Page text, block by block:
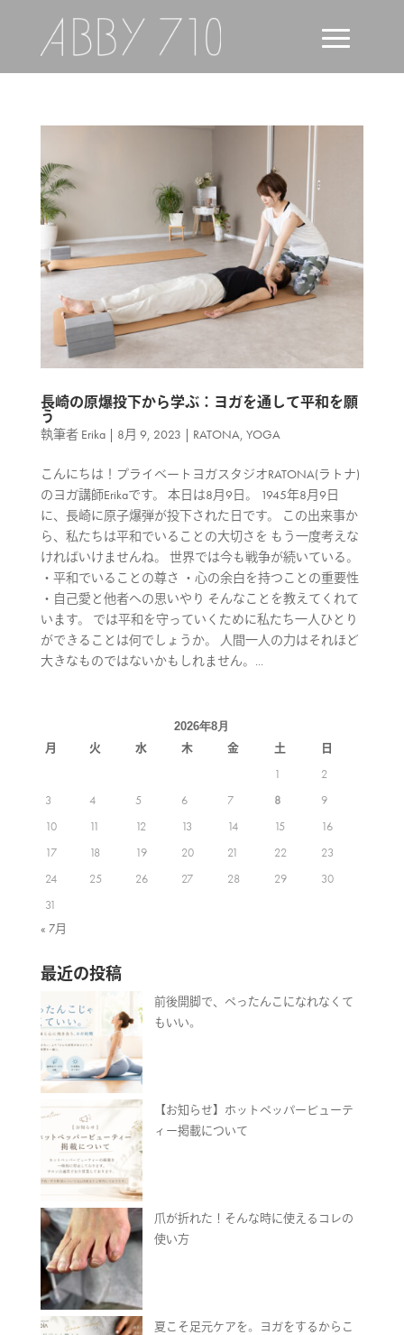
長崎の原爆投下から学ぶ：ヨガを通して平和を願
う
執筆者 Erika| 8月 9, 2023 | RATONA, YOGA
こんにちは！プライベートヨガスタジオRATONA(ラトナ)
のヨガ講師Erikaです。 本日は8月9日。 1945年8月9日
に、長崎に原子爆弾が投下された日です。 この出来事か
ら、私たちは平和でいることの大切さを もう一度考えな
ければいけませんね。 世界では今も戦争が続いている。
・平和でいることの尊さ ・心の余白を持つことの重要性
・自己愛と他者への思いやり そんなことを教えてくれて
います。 では平和を守っていくために私たち一人ひとり
ができることは何でしょうか。 人間一人の力はそれほど
大きなものではないかもしれません。...
2026年8月
月 火 水 木 金 土
日
1
2
3
4 5 6 7 8
9
10
11 12 13 14 15
16
17
18 19 20 21 22
23
24
25 26 27 28 29
30
31
« 7月
最近の投稿
前後開脚で、ぺったんこになれなくて
もいい。
【お知らせ】ホットペッパービューテ
ィー掲載について
爪が折れた！そんな時に使えるコレの
使い方
夏こそ足元ケアを。ヨガをするからこ